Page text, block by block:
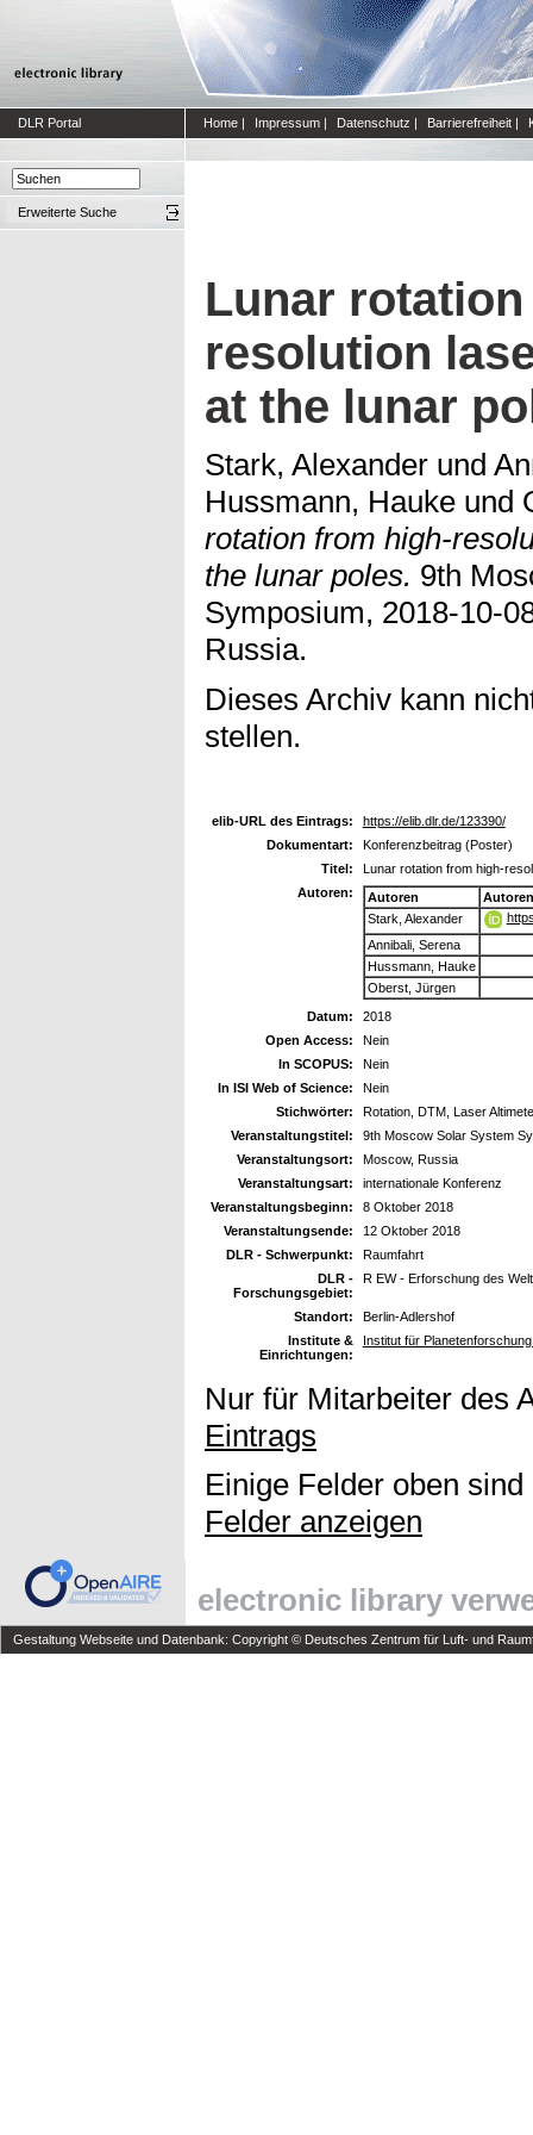
DLR Portal Home | Impressum | Datenschutz | Barrierefreiheit |
Erweiterte Suche
Lunar
resolution
at the lunar
Stark, Alexander und
Hussmann, Hauke und
rotation from high-
the lunar poles. 9th
Symposium, 2018-10-
Russia.
Dieses Archiv kann
stellen.
elib-URL des Eintrags:
https://elib.dlr.de/123390/
Dokumentart:
Konferenzbeitrag (Poster)
Titel:
Lunar rotation from high-
Autoren:
Autoren
Stark, Alexander
Annibali, Serena
Hussmann, Hauke
Oberst, Jürgen
Datum:
2018
Open Access:
Nein
In SCOPUS:
Nein
In ISI Web of Science:
Nein
Stichwörter:
Rotation, DTM, Laser
Veranstaltungstitel:
9th Moscow Solar System
Veranstaltungsort:
Moscow, Russia
Veranstaltungsart:
internationale Konferenz
Veranstaltungsbeginn:
8 Oktober 2018
Veranstaltungsende:
12 Oktober 2018
DLR - Schwerpunkt:
Raumfahrt
DLR -
Forschungsgebiet:
R EW - Erforschung des
Standort:
Berlin-Adlershof
Institute &
Einrichtungen:
Institut für
Nur für Mitarbeiter des
Eintrags
Einige Felder oben
Felder anzeigen
electronic library
Gestaltung Webseite und Datenbank: Copyright © Deutsches Zentrum für Luft- und